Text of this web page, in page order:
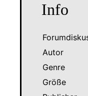
Info
Autor
Genre
Größe